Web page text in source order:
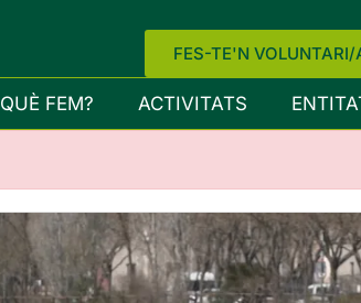
FES-TE'N VOLUNTARI/
QUÈ FEM? ACTIVITATS